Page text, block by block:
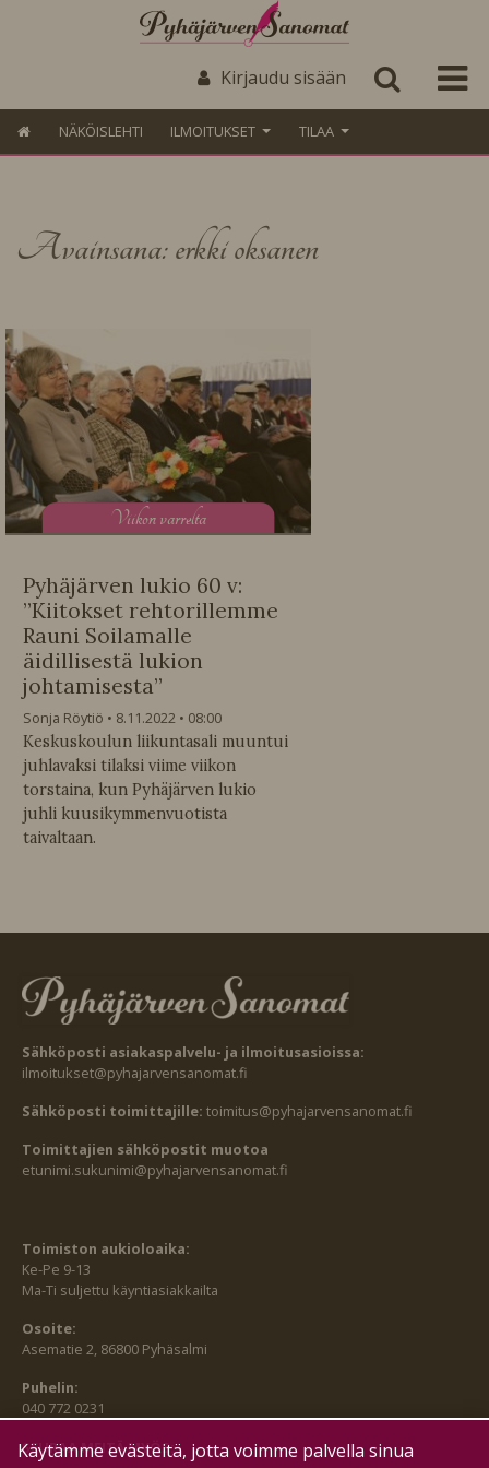
Kirjaudu sisään
NÄKÖISLEHTI ILMOITUKSET TILAA
Avainsana: erkki oksanen
Viikon varrelta
Pyhäjärven lukio 60 v:
”Kiitokset rehtorillemme
Rauni Soilamalle
äidillisestä lukion
johtamisesta”
Sonja Röytiö 8.11.2022
08:00
Keskuskoulun liikuntasali muuntui
juhlavaksi tilaksi viime viikon
torstaina, kun Pyhäjärven lukio
juhli kuusikymmenvuotista
taivaltaan.
Sähköposti asiakaspalvelu- ja ilmoitusasioissa:
ilmoitukset@pyhajarvensanomat.fi
Sähköposti toimittajille: toimitus@pyhajarvensanomat.fi
Toimittajien sähköpostit muotoa
etunimi.sukunimi@pyhajarvensanomat.fi
Toimiston aukioloaika:
Ke-Pe 9-13
Ma-Ti suljettu käyntiasiakkailta
Osoite:
Asematie 2, 86800 Pyhäsalmi
Puhelin:
040 772 0231
SEURAA MEITÄ MYÖS:
Käytämme evästeitä, jotta voimme palvella sinua